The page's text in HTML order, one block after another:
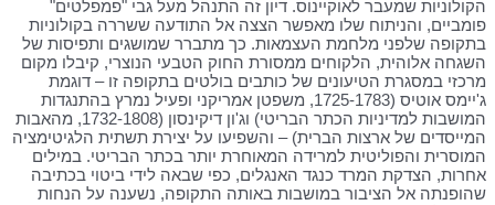
הקולוניות שמעבר לאוקיינוס. דיון זה התנהל מעל גבי "פמפלטים"
פומביים, והניתוח שלו מאפשר הצצה אל התודעה ששררה בקולוניות
בתקופה שלפני מלחמת העצמאות. כך מתברר שמושגים ותפיסות של
השגחה אלוהית, הלקוחים ממסורת החוק הטבעי הנוצרי, קיבלו מקום
מרכזי במסגרת הטיעונים של כותבים בולטים בתקופה זו – דוגמת
ג'יימס אוטיס (1725-1783, משפטן אמריקני ופעיל נמרץ בהתנגדות
המושבות למדיניות הכתר הבריטי) וג'ון דיקינסון (1732-1808, מהאבות
המייסדים של ארצות הברית) – והשפיעו על יצירת תשתית הלגיטימציה
המוסרית והפוליטית למרידה המאוחרת יותר בכתר הבריטי. במילים
אחרות, הצדקת המרד כנגד האנגלים, כפי שבאה לידי ביטוי בכתיבה
שהופנתה אל הציבור במושבות באותה התקופה, נשענה על הנחות